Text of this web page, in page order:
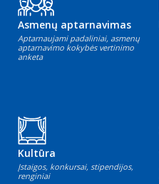
Asmenų aptarnavimas
Aptarnaujami padaliniai, asmenų
aptarnavimo kokybės vertinimo
anketa
Kultūra
Įstaigos, konkursai, stipendijos,
renginiai